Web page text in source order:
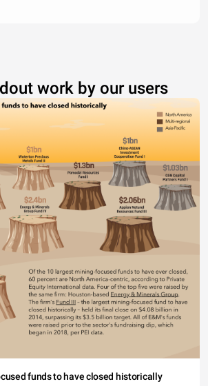
work by our users
funds to have closed historically